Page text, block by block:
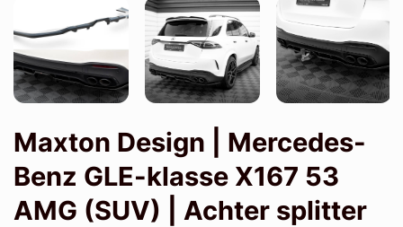
Maxton Design | Mercedes-
Benz GLE-klasse X167 53
AMG (SUV) | Achter splitter